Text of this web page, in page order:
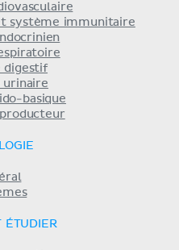
système immunitaire
digestif
urinaire
basique
ÉTUDIER